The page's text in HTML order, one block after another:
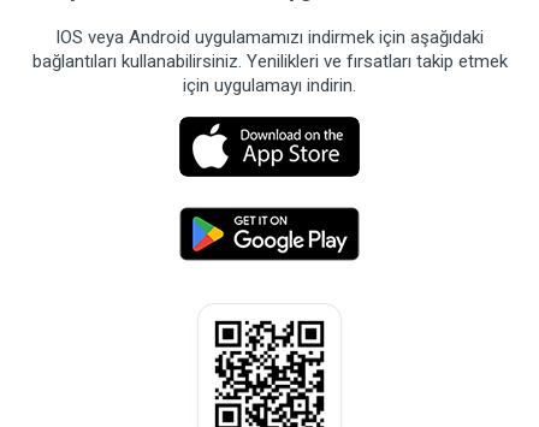
IOS veya Android uygulamamızı indirmek için aşağıdaki
bağlantıları kullanabilirsiniz. Yenilikleri ve fırsatları takip etmek
için uygulamayı indirin.